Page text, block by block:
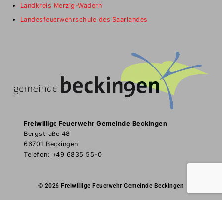
Landkreis Merzig-Wadern
Landesfeuerwehrschule des Saarlandes
Freiwillige Feuerwehr Gemeinde Beckingen
Bergstraße 48
66701 Beckingen
Telefon: +49 6835 55-0
© 2026 Freiwillige Feuerwehr Gemeinde Beckingen